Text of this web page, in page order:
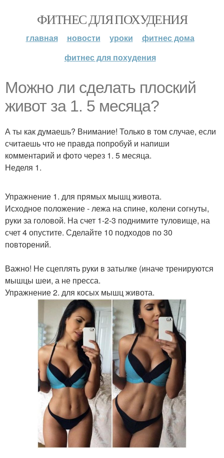
ФИТНЕС ДЛЯ ПОХУДЕНИЯ
главная новости уроки
фитнес дома
фитнес для похудения
Можно ли сделать плоский
живот за 1. 5 месяца?
А ты как думаешь? Внимание! Только в том случае, если
считаешь что не правда попробуй и напиши
комментарий и фото через 1. 5 месяца.
Неделя 1.
Упражнение 1. для прямых мышц живота.
Исходное положение - лежа на спине, колени согнуты,
руки за головой. На счет 1-2-3 поднимите туловище, на
счет 4 опустите. Сделайте 10 подходов по 30
повторений.
Важно! Не сцеплять руки в затылке (иначе тренируются
мышцы шеи, а не пресса.
Упражнение 2. для косых мышц живота.